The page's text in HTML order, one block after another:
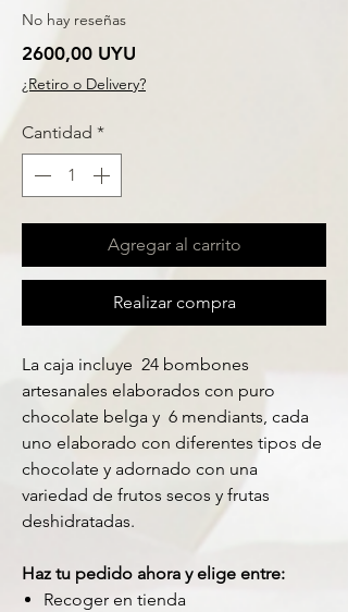
No hay reseñas
2600,00 UYU
¿Retiro o Delivery?
Cantidad *
Agregar al carrito
Realizar compra
La caja incluye 24 bombones
artesanales elaborados con puro
chocolate belga y 6 mendiants, cada
uno elaborado con diferentes tipos de
chocolate y adornado con una
variedad de frutos secos y frutas
deshidratadas.
Haz tu pedido ahora y elige entre:
Recoger en tienda